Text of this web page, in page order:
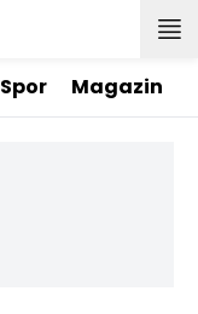
Spor Magazin